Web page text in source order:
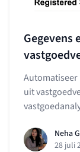
Gegevens
Automatiseer
uit
Neha
28 juli